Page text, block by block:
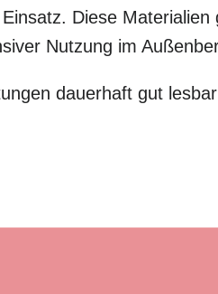
Diese Materialien
Nutzung im
dauerhaft gut